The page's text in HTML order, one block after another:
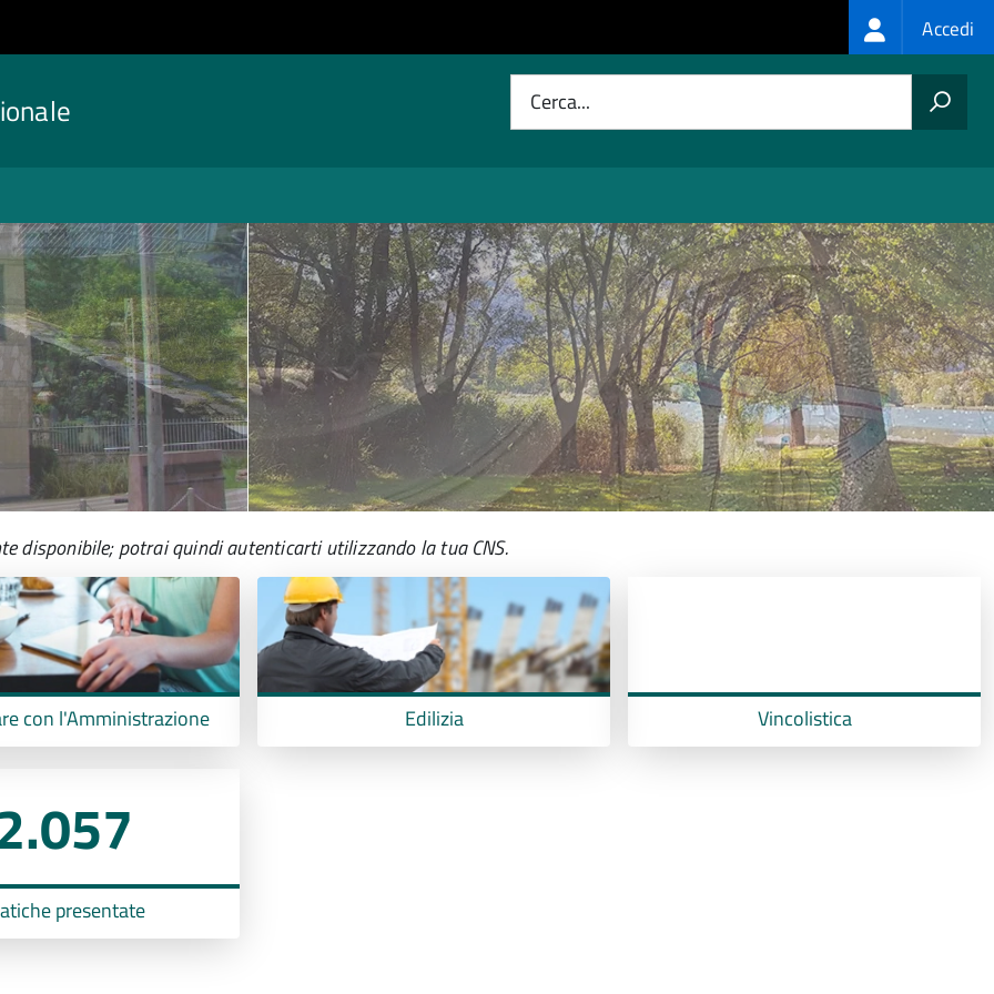
Login
menu
Accedi
Cerca...
disponibile; potrai quindi autenticarti utilizzando la tua CNS.
con l'Amministrazione Edilizia Vincolistica
presentate